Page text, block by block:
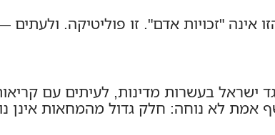
אינה "זכויות אדם". זו פוליטיקה. ולעתים
ישראל בעשרות מדינות, לעיתים עם
אמת לא נוחה: חלק גדול מהמחאות אינן